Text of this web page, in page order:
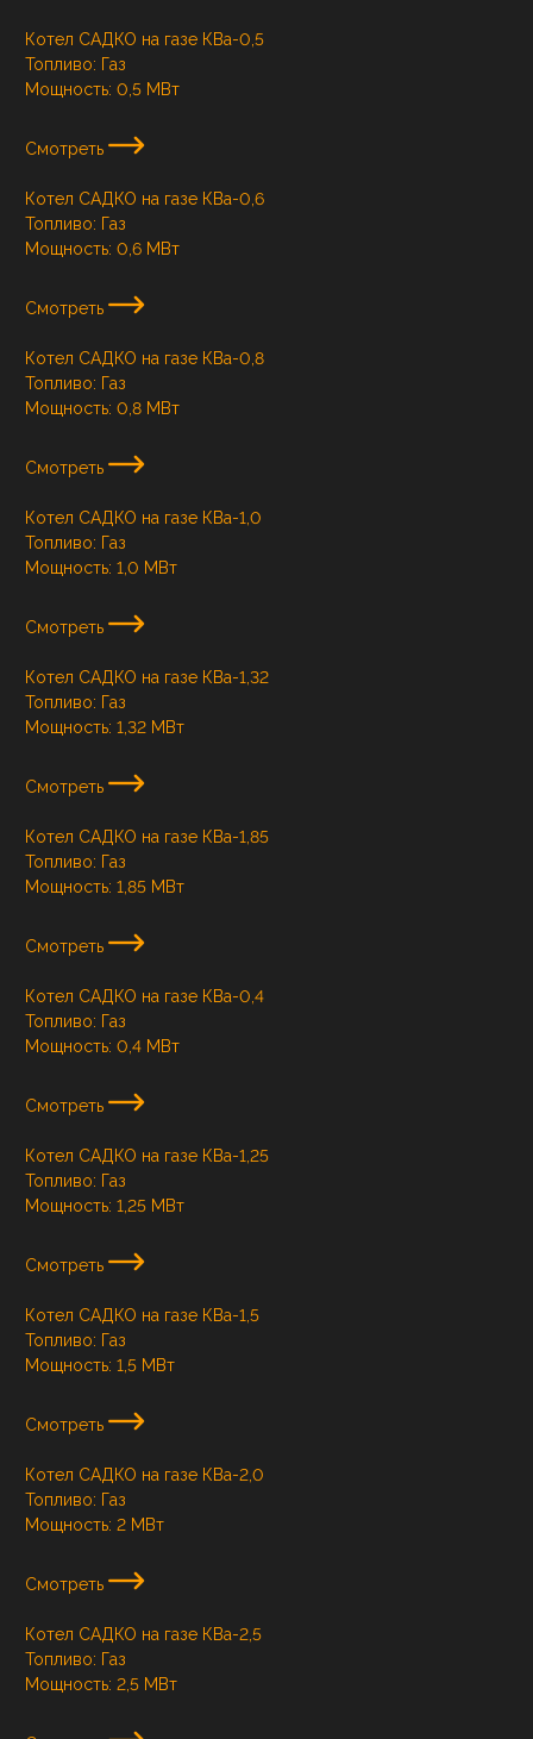
Котел САДКО на газе КВа-0,5
Топливо: Газ
Мощность: 0,5 МВт
Смотреть
Котел САДКО на газе КВа-0,6
Топливо: Газ
Мощность: 0,6 МВт
Смотреть
Котел САДКО на газе КВа-0,8
Топливо: Газ
Мощность: 0,8 МВт
Смотреть
Котел САДКО на газе КВа-1,0
Топливо: Газ
Мощность: 1,0 МВт
Смотреть
Котел САДКО на газе КВа-1,32
Топливо: Газ
Мощность: 1,32 МВт
Смотреть
Котел САДКО на газе КВа-1,85
Топливо: Газ
Мощность: 1,85 МВт
Смотреть
Котел САДКО на газе КВа-0,4
Топливо: Газ
Мощность: 0,4 МВт
Смотреть
Котел САДКО на газе КВа-1,25
Топливо: Газ
Мощность: 1,25 МВт
Смотреть
Котел САДКО на газе КВа-1,5
Топливо: Газ
Мощность: 1,5 МВт
Смотреть
Котел САДКО на газе КВа-2,0
Топливо: Газ
Мощность: 2 МВт
Смотреть
Котел САДКО на газе КВа-2,5
Топливо: Газ
Мощность: 2,5 МВт